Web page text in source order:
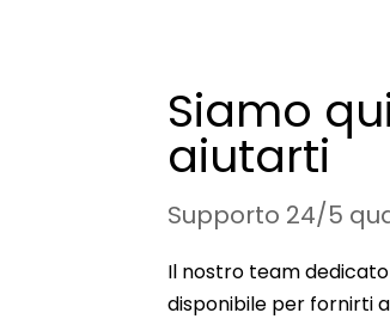
Siamo
aiutarti
Supporto 24/5
Il nostro team
disponibile per fornirti